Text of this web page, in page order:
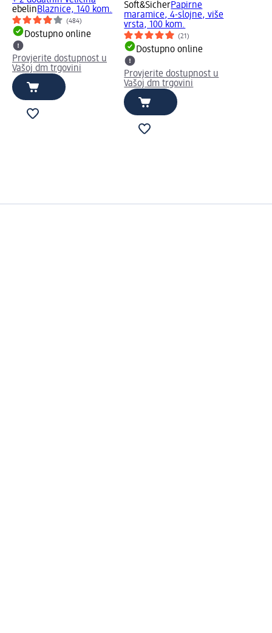
ebelinBlaznice, 140 kom.
(484)
Dostupno online
Provjerite dostupnost u
Vašoj dm trgovini
Soft&SicherPapirne
maramice, 4-slojne, više
vrsta, 100 kom.
(21)
Dostupno online
Provjerite dostupnost u
Vašoj dm trgovini